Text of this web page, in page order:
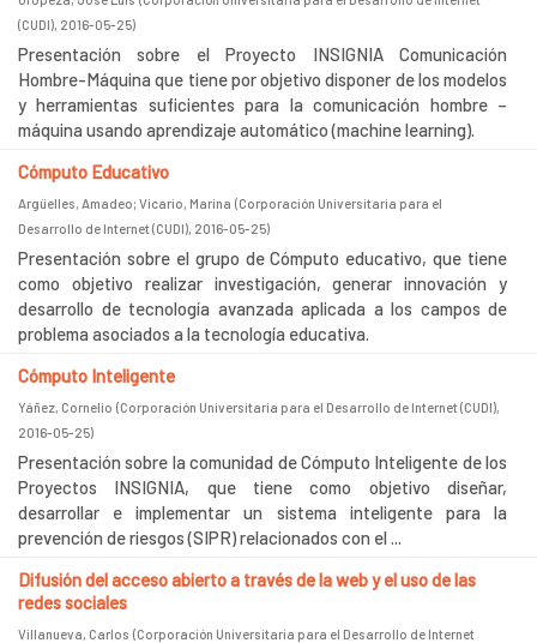
(CUDI), 2016-05-25)
Presentación sobre el Proyecto INSIGNIA Comunicación
Hombre-Máquina que tiene por objetivo disponer de los modelos
y herramientas suficientes para la comunicación hombre –
máquina usando aprendizaje automático (machine learning).
Cómputo Educativo
Argüelles, Amadeo; Vicario, Marina (Corporación Universitaria para el
Desarrollo de Internet (CUDI), 2016-05-25)
Presentación sobre el grupo de Cómputo educativo, que tiene
como objetivo realizar investigación, generar innovación y
desarrollo de tecnología avanzada aplicada a los campos de
problema asociados a la tecnología educativa.
Cómputo Inteligente
Yáñez, Cornelio (Corporación Universitaria para el Desarrollo de Internet (CUDI),
2016-05-25)
Presentación sobre la comunidad de Cómputo Inteligente de los
Proyectos INSIGNIA, que tiene como objetivo diseñar,
desarrollar e implementar un sistema inteligente para la
prevención de riesgos (SIPR) relacionados con el ...
Difusión del acceso abierto a través de la web y el uso de las
redes sociales
Villanueva, Carlos (Corporación Universitaria para el Desarrollo de Internet